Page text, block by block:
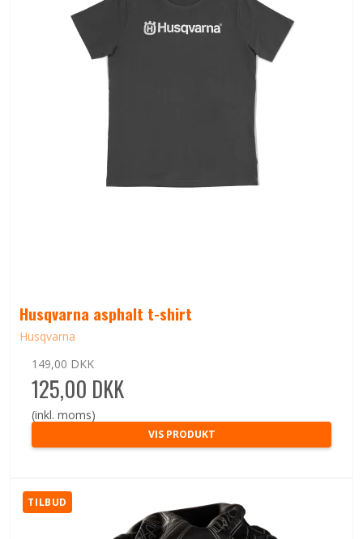
Husqvarna asphalt t-shirt
Husqvarna
149,00 DKK
125,00 DKK
(inkl. moms)
VIS PRODUKT
TILBUD